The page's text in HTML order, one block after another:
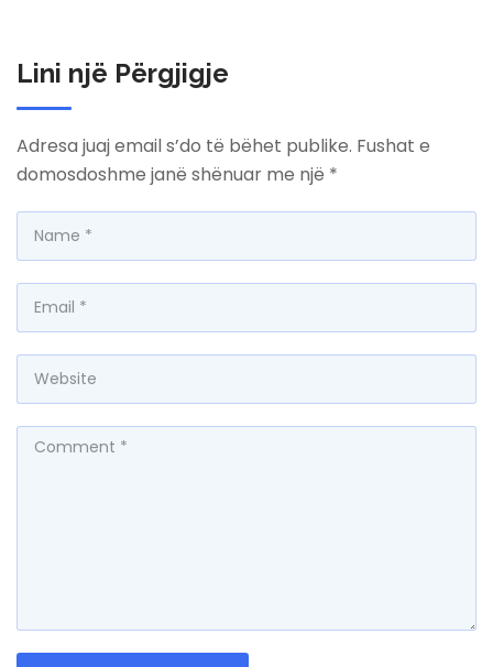
Lini një Përgjigje
Adresa juaj email s’do të bëhet publike. Fushat e
domosdoshme janë shënuar me një *